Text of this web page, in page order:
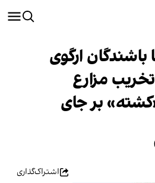
باشندگان ارگوی
مزارع
بر جای
اشتراک‌گذاری